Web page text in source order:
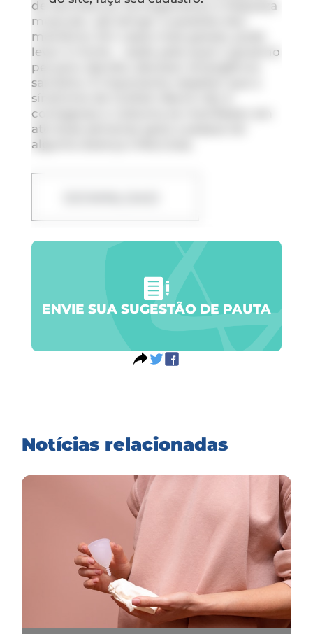
de dormência, formigamento e fraqueza
muscular, até atingir a paralisia dos
membros. Em casos mais graves, pode
levar à morte – razão pela qual o governo
peruano decidiu declarar emergência
sanitária. É importante ressaltar que a
síndrome de Guillain-Barré não é
contagiosa e costuma se manifestar em
até duas semanas após a pessoa ter
alguma doença infecciosa.
ENVIE SUA SUGESTÃO DE PAUTA
Notícias relacionadas